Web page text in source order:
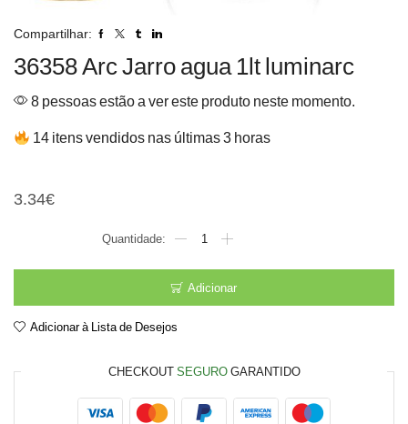
Compartilhar:
36358 Arc Jarro agua 1lt luminarc
8 pessoas estão a ver este produto neste momento.
14 itens vendidos nas últimas 3 horas
3.34€
Jarro
agua
1lt
Adicionar
Adicionar à Lista de Desejos
CHECKOUTSEGUROGARANTIDO